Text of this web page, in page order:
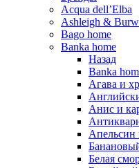
Acqua dell’Elba
Ashleigh &
Bago home
Banka home
Назад
Banka
Агава и
Анис и
Апельсин
Белая